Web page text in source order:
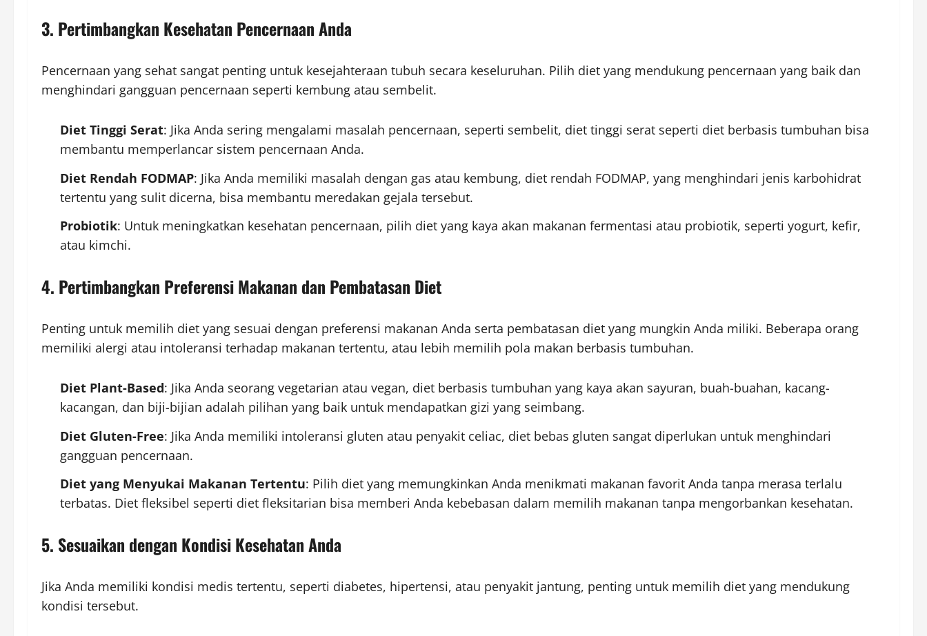
3. Pertimbangkan Kesehatan Pencernaan Anda
Pencernaan yang sehat sangat penting untuk kesejahteraan tubuh secara keseluruhan. Pilih diet yang mendukung pencernaan yang baik dan
menghindari gangguan pencernaan seperti kembung atau sembelit.
Diet Tinggi Serat: Jika Anda sering mengalami masalah pencernaan, seperti sembelit, diet tinggi serat seperti diet berbasis tumbuhan bisa
membantu memperlancar sistem pencernaan Anda.
Diet Rendah FODMAP: Jika Anda memiliki masalah dengan gas atau kembung, diet rendah FODMAP, yang menghindari jenis karbohidrat
tertentu yang sulit dicerna, bisa membantu meredakan gejala tersebut.
Probiotik: Untuk meningkatkan kesehatan pencernaan, pilih diet yang kaya akan makanan fermentasi atau probiotik, seperti yogurt, kefir,
atau kimchi.
4. Pertimbangkan Preferensi Makanan dan Pembatasan Diet
Penting untuk memilih diet yang sesuai dengan preferensi makanan Anda serta pembatasan diet yang mungkin Anda miliki. Beberapa orang
memiliki alergi atau intoleransi terhadap makanan tertentu, atau lebih memilih pola makan berbasis tumbuhan.
Diet Plant-Based: Jika Anda seorang vegetarian atau vegan, diet berbasis tumbuhan yang kaya akan sayuran, buah-buahan, kacang-
kacangan, dan biji-bijian adalah pilihan yang baik untuk mendapatkan gizi yang seimbang.
Diet Gluten-Free: Jika Anda memiliki intoleransi gluten atau penyakit celiac, diet bebas gluten sangat diperlukan untuk menghindari
gangguan pencernaan.
Diet yang Menyukai Makanan Tertentu: Pilih diet yang memungkinkan Anda menikmati makanan favorit Anda tanpa merasa terlalu
terbatas. Diet fleksibel seperti diet fleksitarian bisa memberi Anda kebebasan dalam memilih makanan tanpa mengorbankan kesehatan.
5. Sesuaikan dengan Kondisi Kesehatan Anda
Jika Anda memiliki kondisi medis tertentu, seperti diabetes, hipertensi, atau penyakit jantung, penting untuk memilih diet yang mendukung
kondisi tersebut.